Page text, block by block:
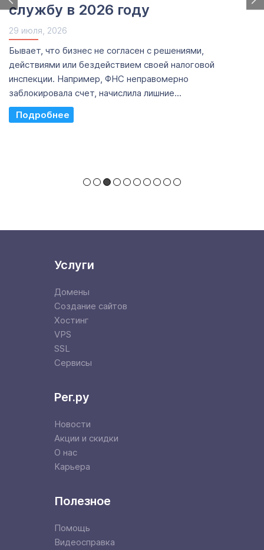
службу в 2026 году
29 июля, 2026
Бывает, что бизнес не согласен с решениями,
действиями или бездействием своей налоговой
инспекции. Например, ФНС неправомерно
заблокировала счет, начислила лишние...
Read More
Услуги
Домены
Создание сайтов
Хостинг
VPS
SSL
Сервисы
Рег.ру
Новости
Акции и скидки
О нас
Карьера
Полезное
Помощь
Видеосправка